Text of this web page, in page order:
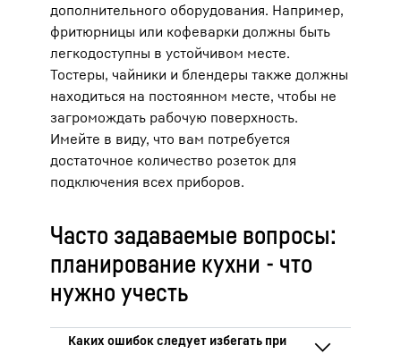
дополнительного оборудования. Например,
фритюрницы или кофеварки должны быть
легкодоступны в устойчивом месте.
Тостеры, чайники и блендеры также должны
находиться на постоянном месте, чтобы не
загромождать рабочую поверхность.
Имейте в виду, что вам потребуется
достаточное количество розеток для
подключения всех приборов.
Часто задаваемые вопросы:
планирование кухни - что
нужно учесть